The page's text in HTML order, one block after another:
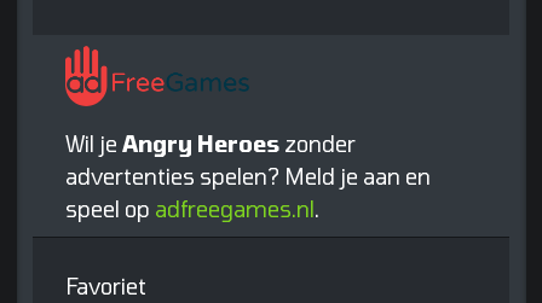
Wil je Angry Heroes zonder
advertenties spelen? Meld je aan en
speel op adfreegames.nl.
Favoriet